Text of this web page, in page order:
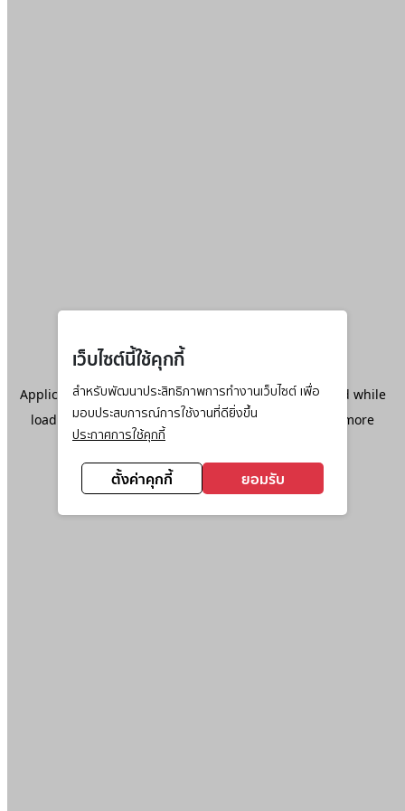
เว็บไซต์นี้ใช้คุกกี้
สำหรับพัฒนาประสิทธิภาพการทำงานเว็บไซต์ เพื่อ
มอบประสบการณ์การใช้งานที่ดียิ่งขึ้น
ประกาศการใช้คุกกี้
ตั้งค่าคุกกี้ ยอมรับ
Application error: aclient-side exception has occurred while
loadingwww.ktc.co.th(see the browser console
for more
information).